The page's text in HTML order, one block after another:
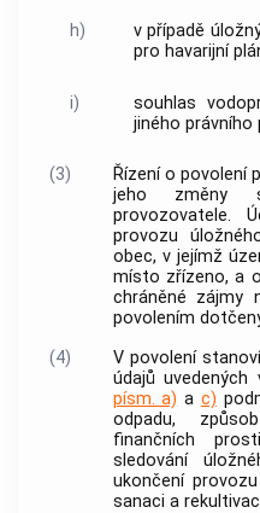
h)
v případě
pro havarijní
i)
souhlas
jiného právního
(3) Řízení o povolení
jeho změny
provozovatele.
provozu
obec, v jejímž
místo zřízeno, a
chráněné zájmy
povolením
(4)
V povolení
údajů
písm. a) a c)
odpadu,
finančních
sledování
ukončení provozu
sanaci a